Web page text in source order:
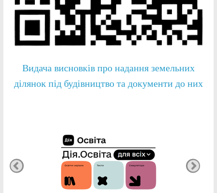
Видача висновків про надання земельних
ділянок під будівництво та документи до них